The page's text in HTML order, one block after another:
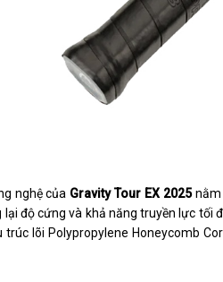
nghệ của Gravity Tour EX 2025nằm
lại độ cứng và khả năng truyền lực tối
trúc lõi Polypropylene Honeycomb